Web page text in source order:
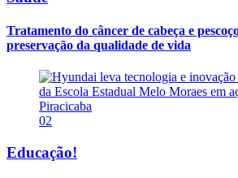
Tratamento do câncer de cabeça e
preservação da qualidade de vida
02
Educação!